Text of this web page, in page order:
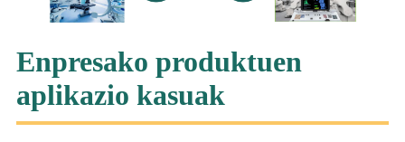
Enpresako produktuen
aplikazio kasuak